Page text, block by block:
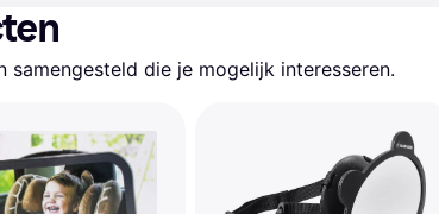
samengesteld die je mogelijk interesseren.